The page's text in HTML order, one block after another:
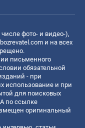
фото- и видео-),
и на всех
письменного
обязательной
- при
использование и при
для поисковых
по ссылке
оригинальный